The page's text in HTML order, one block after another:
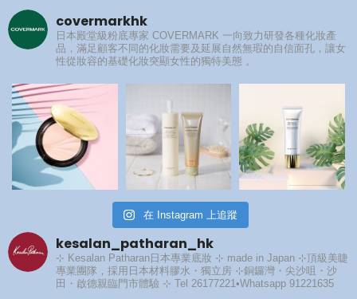
covermarkhk
日本殿堂級粉底專家 COVERMARK 一向致力研發各種化妝產
品，滿足顧客不同的化妝需要及延展自然無瑕的自信面孔，讓女
性從妝容的基礎化妝突顯女性的獨特美態 。
在 Instagram 上追蹤
kesalan_patharan_hk
⊹ Kesalan Patharan日本專業底妝 ⊹ made in Japan ⊹頂級美睫
專業團隊，採用日本材料膠水・獨立房 ⊹銅鑼灣・尖沙咀・沙
田・啟德親臨門市體驗 ⊹ Tel 26177221•Whatsapp 91221635